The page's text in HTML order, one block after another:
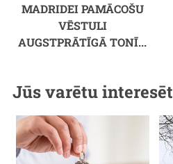
MADRIDEI PAMĀCOŠU
VĒSTULI
AUGSTPRĀTĪGĀ TONĪ...
Jūs varētu interesēt